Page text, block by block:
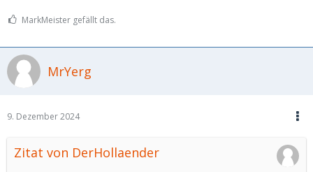
MarkMeister gefällt das.
MrYerg
9. Dezember 2024
Zitat von DerHollaender